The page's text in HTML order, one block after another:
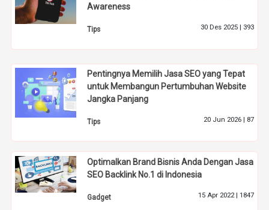
Awareness
Tips 30 Des 2025 | 393
Pentingnya Memilih Jasa SEO yang Tepat
untuk Membangun Pertumbuhan Website
Jangka Panjang
Tips 20 Jun 2026 | 87
Optimalkan Brand Bisnis Anda Dengan Jasa
SEO Backlink No.1 di Indonesia
Gadget 15 Apr 2022 | 1847